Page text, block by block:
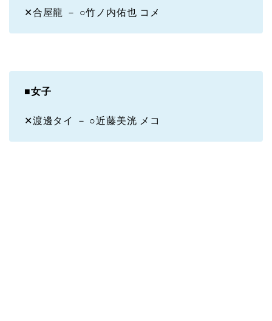
✕合屋龍 － ○竹ノ内佑也 コメ
■女子
✕渡邊タイ － ○近藤美洸 メコ